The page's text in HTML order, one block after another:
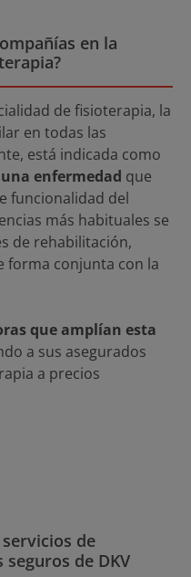
en la
de fisioterapia, la
en todas las
está indicada como
enfermedad que
funcionalidad del
más habituales se
de rehabilitación,
forma conjunta con la
que amplían esta
a sus asegurados
a precios
de
de DKV